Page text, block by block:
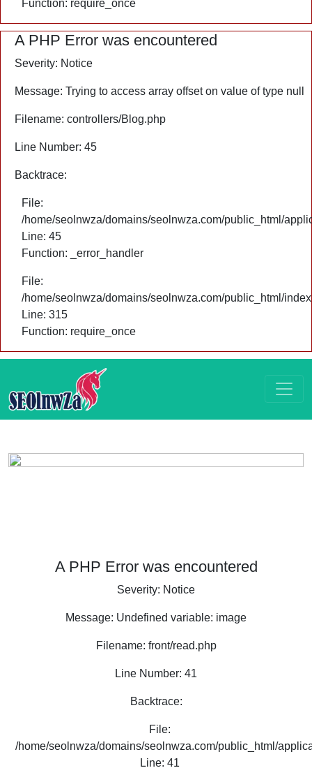
Function: require_once
A PHP Error was encountered
Severity: Notice
Message: Trying to access array offset on value of type null
Filename: controllers/Blog.php
Line Number: 45
Backtrace:
File:
/home/seolnwza/domains/seolnwza.com/public_html/
Line: 45
Function: _error_handler
File:
/home/seolnwza/domains/seolnwza.com/public_html/
Line: 315
Function: require_once
A PHP Error was encountered
Severity: Notice
Message: Undefined variable: image
Filename: front/read.php
Line Number: 41
Backtrace:
File:
/home/seolnwza/domains/seolnwza.com/public_html/
Line: 41